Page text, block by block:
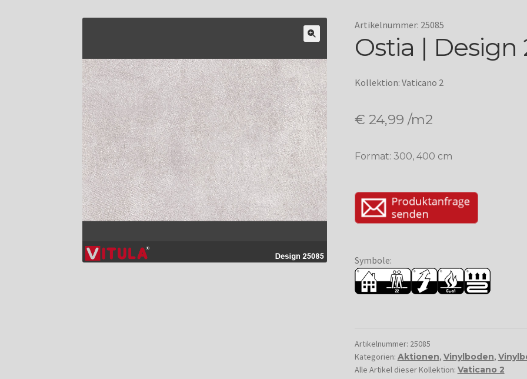
Artikelnummer: 25085
Ostia | Design
Kollektion: Vaticano 2
€ 24,99 /m2
Format: 300, 400 cm
Symbole:
Artikelnummer: 25085
Kategorien: Aktionen, Vinylboden,
Alle Artikel dieser Kollektion: Vaticano 2